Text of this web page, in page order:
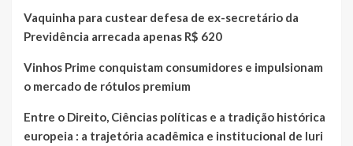
Vaquinha para custear defesa de ex-secretário da
Previdência arrecada apenas R$ 620
Vinhos Prime conquistam consumidores e impulsionam
o mercado de rótulos premium
Entre o Direito, Ciências políticas e a tradição histórica
europeia : a trajetória acadêmica e institucional de Iuri